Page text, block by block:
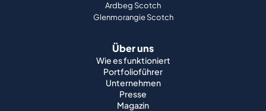
Ardbeg Scotch
Glenmorangie Scotch
Über uns
Wie es funktioniert
Portfolioführer
Unternehmen
Presse
Magazin